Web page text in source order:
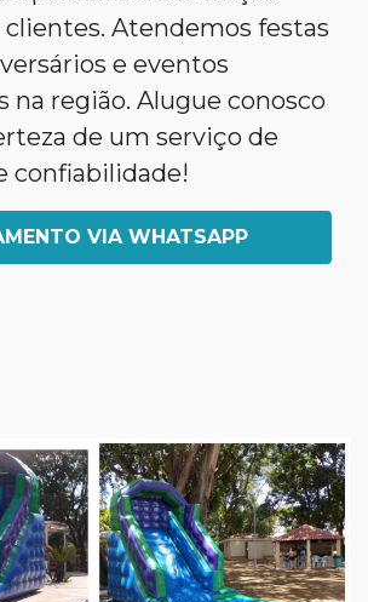
clientes. Atendemos festas
e eventos
na região. Alugue conosco
de um serviço de
confiabilidade!
VIA WHATSAPP